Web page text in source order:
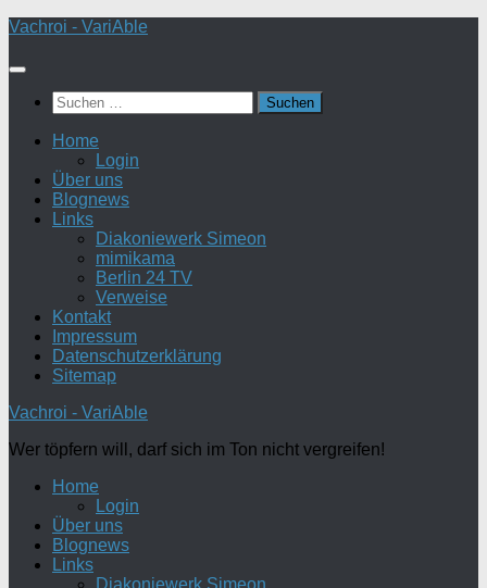
Zum
springen
Vachroi - VariAble
Suchen
nach:
Home
Login
Über uns
Blognews
Links
Diakoniewerk Simeon
mimikama
Berlin 24 TV
Verweise
Kontakt
Impressum
Datenschutzerklärung
Sitemap
Vachroi - VariAble
Wer töpfern will, darf sich im Ton nicht vergreifen!
Home
Login
Über uns
Blognews
Links
Diakoniewerk Simeon